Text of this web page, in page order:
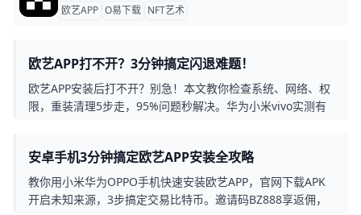
欧艺APP O易下载 NFT艺术
欧艺APP打不开？3分钟搞定闪退难题！
欧艺APP安装后打不开？别急！本文教你检查系统、网络、权
限，重装清理5步走，95%问题秒解决。华为小米vivo实测有
安卓手机3分钟搞定欧艺APP安装全攻略
教你用小米华为OPPO手机快速安装欧艺APP，官网下载APK
开启未知来源，3步搞定交易比特币。邀请码BZ888享返佣，